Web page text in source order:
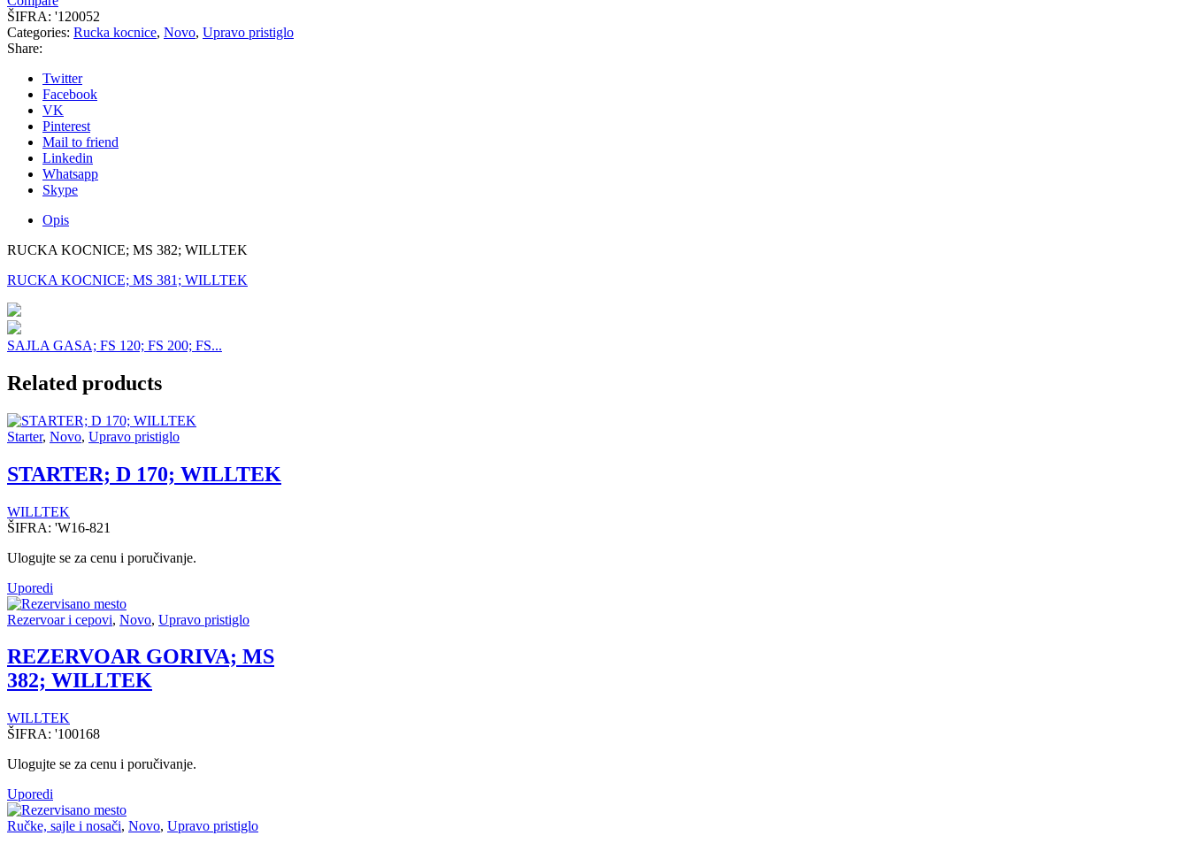
ŠIFRA: '120052
Categories: Rucka kocnice, Novo, Upravo pristiglo
Share:
Twitter
Facebook
VK
Pinterest
Mail to friend
Linkedin
Whatsapp
Skype
Opis
RUCKA KOCNICE; MS 382; WILLTEK
RUCKA KOCNICE; MS 381; WILLTEK
SAJLA GASA; FS 120; FS 200; FS...
Related products
Starter, Novo, Upravo pristiglo
STARTER; D 170; WILLTEK
WILLTEK
ŠIFRA: 'W16-821
Ulogujte se za cenu i poručivanje.
Uporedi
Rezervoar i cepovi, Novo, Upravo pristiglo
REZERVOAR GORIVA; MS
382; WILLTEK
WILLTEK
ŠIFRA: '100168
Ulogujte se za cenu i poručivanje.
Uporedi
Ručke, sajle i nosači, Novo, Upravo pristiglo